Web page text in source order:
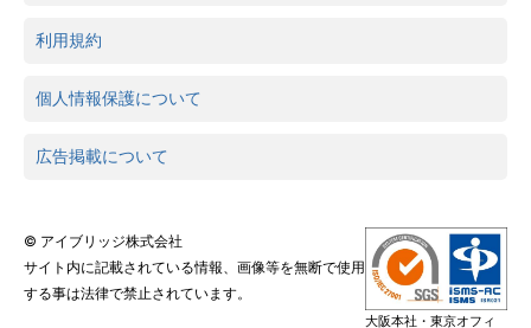
利用規約
個人情報保護について
広告掲載について
© アイブリッジ株式会社
サイト内に記載されている情報、画像等を無断で使用
する事は法律で禁止されています。
大阪本社・東京オフィ